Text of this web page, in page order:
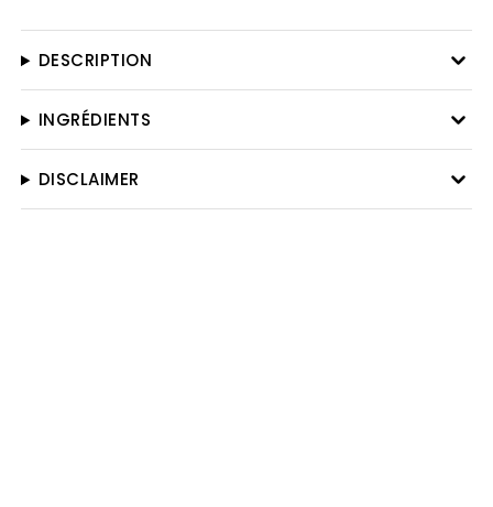
DESCRIPTION
INGRÉDIENTS
DISCLAIMER